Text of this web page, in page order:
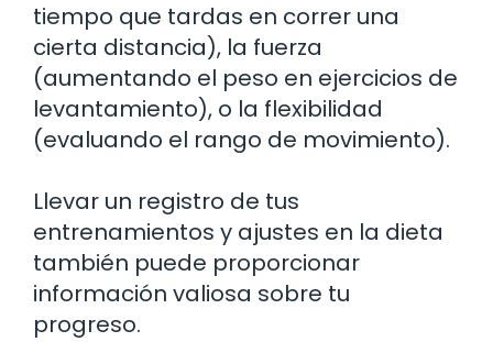
tiempo que tardas en correr una
cierta distancia), la fuerza
(aumentando el peso en ejercicios de
levantamiento), o la flexibilidad
(evaluando el rango de movimiento).
Llevar un registro de tus
entrenamientos y ajustes en la dieta
también puede proporcionar
información valiosa sobre tu
progreso.